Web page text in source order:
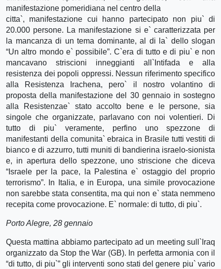
manifestazione pomeridiana nel centro della
citta`, manifestazione cui hanno partecipato non piu` di
20.000 persone. La manifestazione si e` caratterizzata per
la mancanza di un tema dominante, al di la` dello slogan
“Un altro mondo e` possibile”. C`era di tutto e di piu` e non
mancavano striscioni inneggianti all`Intifada e alla
resistenza dei popoli oppressi. Nessun riferimento specifico
alla Resistenza Irachena, pero` il nostro volantino di
proposta della manifestazione del 30 gennaio in sostegno
alla Resistenzae` stato accolto bene e le persone, sia
singole che organizzate, parlavano con noi volentieri. Di
tutto di piu` veramente, perfino uno spezzone di
manifestanti della comunita` ebraica in Brasile tutti vestiti di
bianco e di azzurro, tutti muniti di bandierina israelo-sionista
e, in apertura dello spezzone, uno striscione che diceva
“Israele per la pace, la Palestina e` ostaggio del proprio
terrorismo”. In Italia, e in Europa, una simile provocazione
non sarebbe stata consentita, ma qui non e` stata nemmeno
recepita come provocazione. E` normale: di tutto, di piu`.
Porto Alegre, 28 gennaio
Questa mattina abbiamo partecipato ad un meeting sull`Iraq
organizzato da Stop the War (GB). In perfetta armonia con il
“di tutto, di piu`” gli interventi sono stati del genere piu` vario